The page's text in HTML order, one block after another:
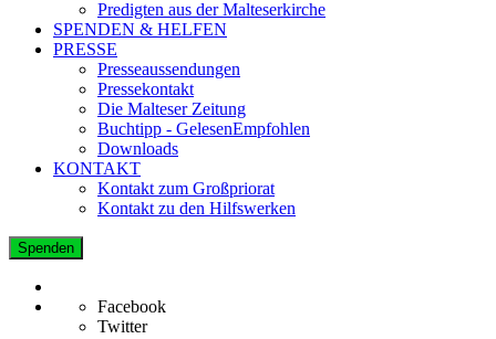
Predigten aus der Malteserkirche
SPENDEN & HELFEN
PRESSE
Presseaussendungen
Pressekontakt
Die Malteser Zeitung
Buchtipp - GelesenEmpfohlen
Downloads
KONTAKT
Kontakt zum Großpriorat
Kontakt zu den Hilfswerken
Spenden
Facebook
Twitter